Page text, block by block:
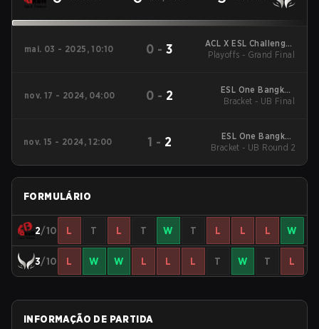
mai. 03 - 2025, 10:10 0 - 3
ACL X ESL Challenger
China
Playoffs - Grand Final
nov. 17 - 2024, 04:00 0 - 2
ESL One Bangkok
2024 Regionals CN
Bracket - UB Final
nov. 15 - 2024, 12:00 1 - 2
ESL One Bangkok
2024 Regionals CN
Bracket - UB Round 2
FORMULÁRIO
2/10 L T L T W T L L L W
3/10 L W W L L L T W T L
INFORMAÇÃO DE PARTIDA